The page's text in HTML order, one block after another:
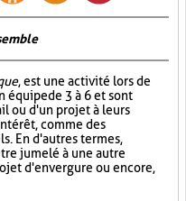
, est une activité lors de
équipe de 3 à 6 et sont
ou d'un projet à leurs
comme des
En d'autres termes,
jumelé à une autre
d'envergure ou encore,